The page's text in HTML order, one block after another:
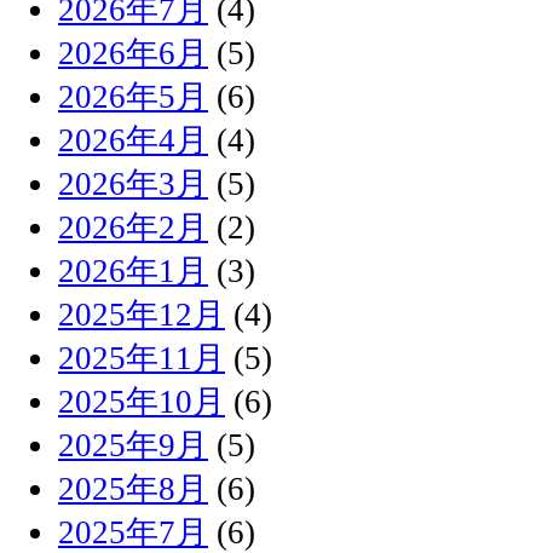
2026年7月 (4)
2026年6月 (5)
2026年5月 (6)
2026年4月 (4)
2026年3月 (5)
2026年2月 (2)
2026年1月 (3)
2025年12月 (4)
2025年11月 (5)
2025年10月 (6)
2025年9月 (5)
2025年8月 (6)
2025年7月 (6)